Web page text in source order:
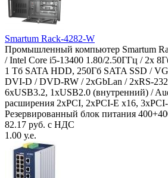
Smartum Rack-4282-W
Промышленный компьютер Smartum
/ Intel Core i5-13400 1.80/2.50ГГц / 2x
1 Тб SATA HDD, 250Гб SATA SSD /
DVI-D / DVD-RW / 2xGbLan / 2xRS-
6xUSB3.2, 1xUSB2.0 (внутренний) /
расширения 2xPCI, 2xPCI-E x16,
Резервированный блок питания
82.17 руб. с НДС
1.00 у.е.